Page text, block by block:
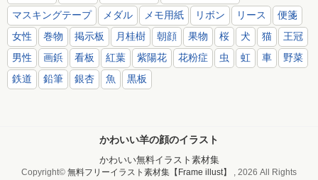
マスキングテープ
メダル メモ用紙 リボン リース
便箋
女性
巻物 掲示板 月桂樹 朝顔 果物 桜 犬 猫
王冠
男性
画鋲 看板 紅葉 紫陽花 花粉症 虫 虹 車
野菜
鉄道
鉛筆 銀杏 魚 黒板
かわいい羊の顔のイラスト
かわいい無料イラスト素材集
Copyright© 無料フリーイラスト素材集【Frame illust】
, 2026 All Rights